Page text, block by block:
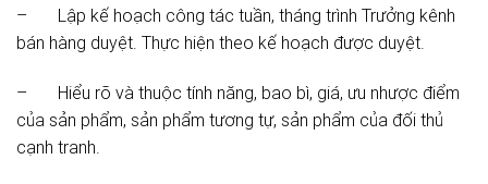
– Lập kế hoạch công tác tuần, tháng trình Trưởng kênh
bán hàng duyệt. Thực hiện theo kế hoạch được duyệt.
– Hiểu rõ và thuộc tính năng, bao bì, giá, ưu nhược điểm
của sản phẩm, sản phẩm tương tự, sản phẩm của đối thủ
cạnh tranh.